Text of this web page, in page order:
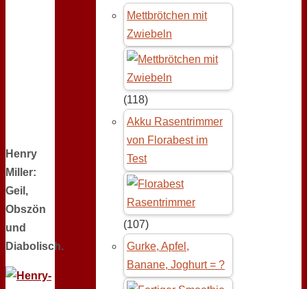
Henry
Miller:
Geil,
Obszön
und
Diabolisch.
Mettbrötchen mit
Zwiebeln
(118)
Akku Rasentrimmer
von Florabest im
Test
(107)
Gurke, Apfel,
Banane, Joghurt = ?